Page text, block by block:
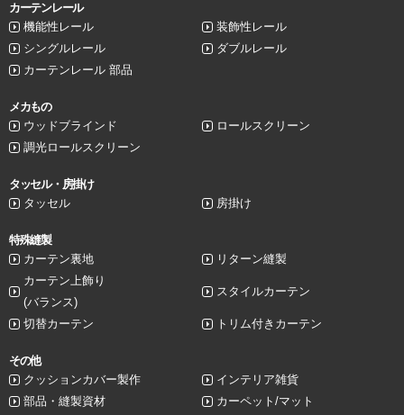
カーテンレール
機能性レール
装飾性レール
シングルレール
ダブルレール
カーテンレール 部品
メカもの
ウッドブラインド
ロールスクリーン
調光ロールスクリーン
タッセル・房掛け
タッセル
房掛け
特殊縫製
カーテン裏地
リターン縫製
カーテン上飾り
(バランス)
スタイルカーテン
切替カーテン トリム付きカーテン
その他
クッションカバー製作
インテリア雑貨
部品・縫製資材
カーペット/マット